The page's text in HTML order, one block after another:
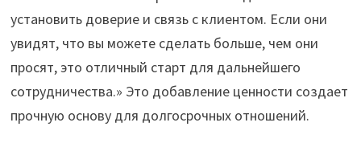
установить доверие и связь с клиентом. Если они
увидят, что вы можете сделать больше, чем они
просят, это отличный старт для дальнейшего
сотрудничества.» Это добавление ценности создает
прочную основу для долгосрочных отношений.